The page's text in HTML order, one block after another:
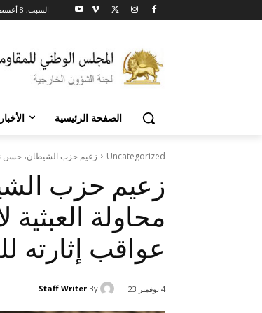
السبت, 8 أغسطس 2026
الصفحة الرئيسية الأخبار
Uncategorized زعيم حزب الشيطان، حسن
زعيم حزب
محاولة
عواقب إثارته
4 نوفمبر 23 By
Staff Writer